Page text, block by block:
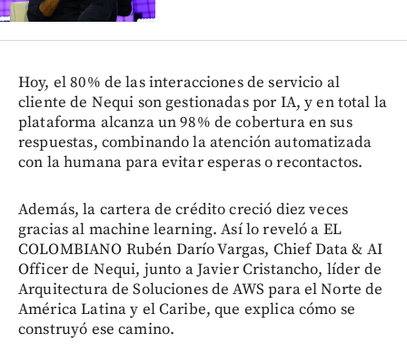
Hoy, el 80% de las interacciones de servicio al
cliente de Nequi son gestionadas por IA, y en total la
plataforma alcanza un 98% de cobertura en sus
respuestas, combinando la atención automatizada
con la humana para evitar esperas o recontactos.
Además, la cartera de crédito creció diez veces
gracias al machine learning. Así lo reveló a EL
COLOMBIANO Rubén Darío Vargas, Chief Data & AI
Officer de Nequi, junto a Javier Cristancho, líder de
Arquitectura de Soluciones de AWS para el Norte de
América Latina y el Caribe, que explica cómo se
construyó ese camino.